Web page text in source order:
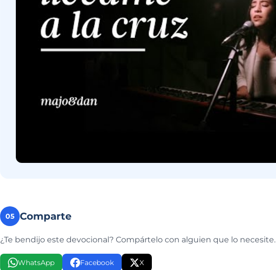
05 Comparte
¿Te bendijo este devocional? Compártelo con alguien que lo necesite.
WhatsApp Facebook X